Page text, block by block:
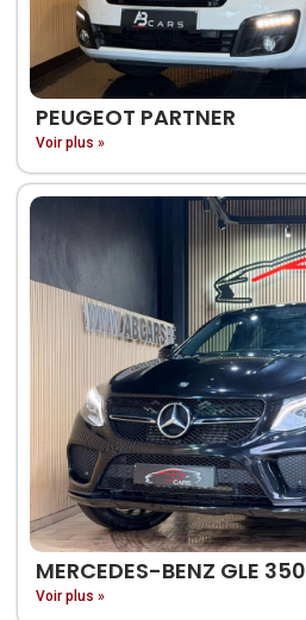
PEUGEOT PARTNER
Voir plus »
MERCEDES-BENZ GLE 350
Voir plus »